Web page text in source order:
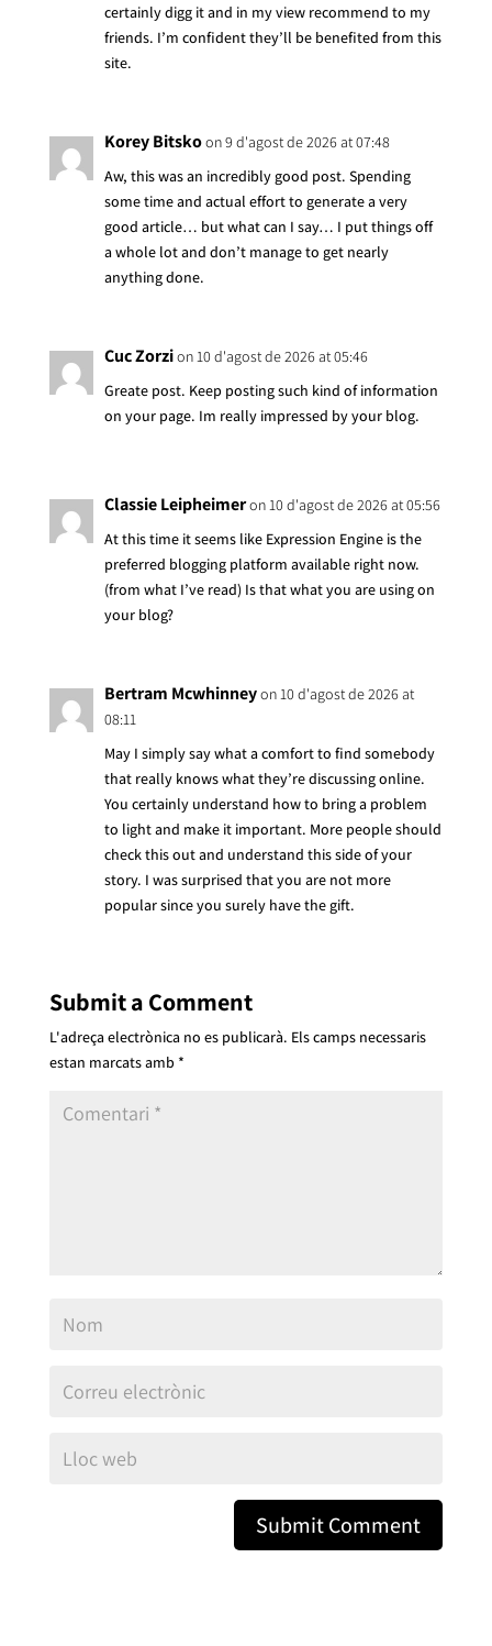
certainly digg it and in my view recommend to my
friends. I’m confident they’ll be benefited from this
site.
Korey Bitskoon 9 d'agost de 2026 at 07:48
Aw, this was an incredibly good post. Spending
some time and actual effort to generate a very
good article… but what can I say… I put things off
a whole lot and don’t manage to get nearly
anything done.
Cuc Zorzion 10 d'agost de 2026 at 05:46
Greate post. Keep posting such kind of information
on your page. Im really impressed by your blog.
Classie Leipheimeron 10 d'agost de 2026 at 05:56
At this time it seems like Expression Engine is the
preferred blogging platform available right now.
(from what I’ve read) Is that what you are using on
your blog?
Bertram Mcwhinneyon 10 d'agost de 2026 at
08:11
May I simply say what a comfort to find somebody
that really knows what they’re discussing online.
You certainly understand how to bring a problem
to light and make it important. More people should
check this out and understand this side of your
story. I was surprised that you are not more
popular since you surely have the gift.
Submit a Comment
L'adreça electrònica no es publicarà. Els camps necessaris
estan marcats amb *